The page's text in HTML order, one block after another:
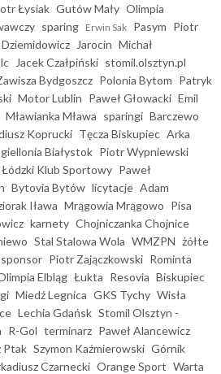
Łysiak Gutów Mały Olimpia
sparing Erwin Sak Pasym Piotr
Jarocin Michał
Jacek Czałpiński stomil.olsztyn.pl
Bydgoszcz Polonia Bytom Patryk
Motor Lublin Paweł Głowacki Emil
Mławianka Mława sparingi Barczewo
Koprucki Tęcza Biskupiec Arka
Białystok Piotr Wypniewski
Łódzki Klub Sportowy Paweł
Bytovia Bytów licytacje Adam
Iława Mrągowia Mrągowo Pisa
karnety Chojniczanka Chojnice
Stal Stalowa Wola WMZPN żółte
sponsor Piotr Zajączkowski Rominta
Elbląg Łukta Resovia Biskupiec
Miedź Legnica GKS Tychy Wisła
Lechia Gdańsk Stomil Olsztyn -
R-Gol terminarz Paweł Alancewicz
Ptak Szymon Kaźmierowski Górnik
Czarnecki Orange Sport Warta